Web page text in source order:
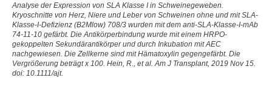
Analyse der Expression von SLA Klasse I in Schweinegeweben.
Kryoschnitte von Herz, Niere und Leber von Schweinen ohne und mit SLA-
Klasse-I-Defizienz (B2Mlow) 708/3 wurden mit dem anti-SLA-Klasse-I-mAb
74-11-10 gefärbt. Die Antikörperbindung wurde mit einem HRPO-
gekoppelten Sekundärantikörper und durch Inkubation mit AEC
nachgewiesen. Die Zellkerne sind mit Hämatoxylin gegengefärbt. Die
Vergrößerung beträgt x 100. Hein, R., et al. Am J Transplant, 2019 Nov 15.
doi: 10.1111/ajt.